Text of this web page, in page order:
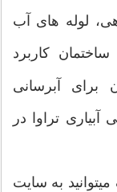
لوله های آب
ساختمان کاربرد
برای آبرسانی
تراوا در
به سایت